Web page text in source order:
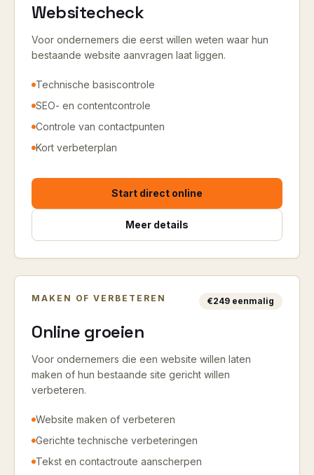
Websitecheck
Voor ondernemers die eerst willen weten waar hun
bestaande website aanvragen laat liggen.
Technische basiscontrole
SEO- en contentcontrole
Controle van contactpunten
Kort verbeterplan
Start direct online
Meer details
MAKEN OF VERBETEREN €249 eenmalig
Online groeien
Voor ondernemers die een website willen laten
maken of hun bestaande site gericht willen
verbeteren.
Website maken of verbeteren
Gerichte technische verbeteringen
Tekst en contactroute aanscherpen